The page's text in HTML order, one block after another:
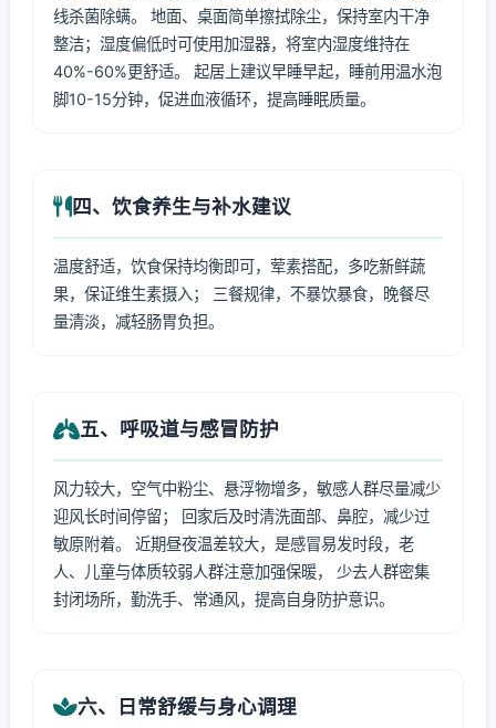
线杀菌除螨。 地面、桌面简单擦拭除尘，保持室内干净
整洁；湿度偏低时可使用加湿器，将室内湿度维持在
40%-60%更舒适。 起居上建议早睡早起，睡前用温水泡
脚10-15分钟，促进血液循环，提高睡眠质量。
四、饮食养生与补水建议
温度舒适，饮食保持均衡即可，荤素搭配，多吃新鲜蔬
果，保证维生素摄入； 三餐规律，不暴饮暴食，晚餐尽
量清淡，减轻肠胃负担。
五、呼吸道与感冒防护
风力较大，空气中粉尘、悬浮物增多，敏感人群尽量减少
迎风长时间停留； 回家后及时清洗面部、鼻腔，减少过
敏原附着。 近期昼夜温差较大，是感冒易发时段，老
人、儿童与体质较弱人群注意加强保暖， 少去人群密集
封闭场所，勤洗手、常通风，提高自身防护意识。
六、日常舒缓与身心调理